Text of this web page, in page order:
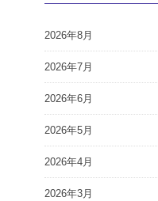
2026年8月
2026年7月
2026年6月
2026年5月
2026年4月
2026年3月